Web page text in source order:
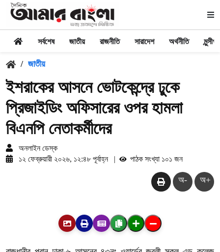
সর্বশেষ জাতীয় রাজনীতি সারাদেশ অর্থনীতি
/ জাতীয়
ইশরাকের আসনে ভোটকেন্দ্রে ঢুকে
প্রিজাইডিং অফিসারের ওপর হামলা
বিএনপি নেতাকর্মীদের
অনলাইন ডেস্ক
১২ ফেব্রুয়ারী ২০২৬, ১২:৪৮ পূর্বাহ্ন
| পাঠক সংখ্যা ১০১ জন
অ- অ+